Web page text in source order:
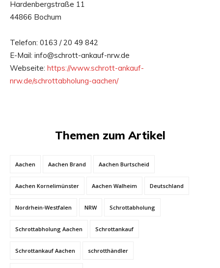
Hardenbergstraße 11
44866 Bochum
Telefon: 0163 / 20 49 842
E-Mail: info@schrott-ankauf-nrw.de
Webseite: https://www.schrott-ankauf-
nrw.de/schrottabholung-aachen/
Themen zum Artikel
Aachen Aachen Brand Aachen Burtscheid
Aachen Kornelimünster Aachen Walheim Deutschland
Nordrhein-Westfalen NRW Schrottabholung
Schrottabholung Aachen Schrottankauf
Schrottankauf Aachen schrotthändler